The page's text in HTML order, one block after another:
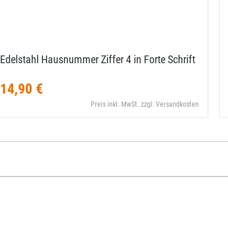
Edelstahl Hausnummer Ziffer 4 in Forte Schrift
14,90 €
Preis inkl. MwSt. zzgl. Versandkosten